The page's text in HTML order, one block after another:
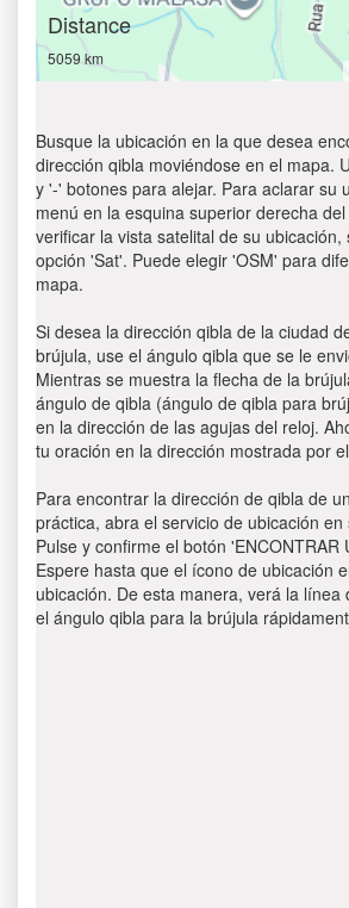
Distance
5059 km
Busque la ubicación en la que desea
dirección qibla moviéndose en el mapa.
y '-' botones para alejar. Para aclarar su
menú en la esquina superior derecha
verificar la vista satelital de su ubicación,
opción 'Sat'. Puede elegir 'OSM' para
mapa.
Si desea la dirección qibla de la ciudad
brújula, use el ángulo qibla que se le
Mientras se muestra la flecha de la
ángulo de qibla (ángulo de qibla para
en la dirección de las agujas del reloj.
tu oración en la dirección mostrada por
Para encontrar la dirección de qibla de
práctica, abra el servicio de ubicación en
Pulse y confirme el botón 'ENCONTRAR
Espere hasta que el ícono de ubicación
ubicación. De esta manera, verá la línea
el ángulo qibla para la brújula